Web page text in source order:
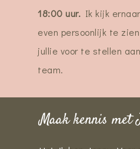
18:00 uur. Ik kijk
even persoonlijk te
jullie voor te stellen
team.
Maak kennis met